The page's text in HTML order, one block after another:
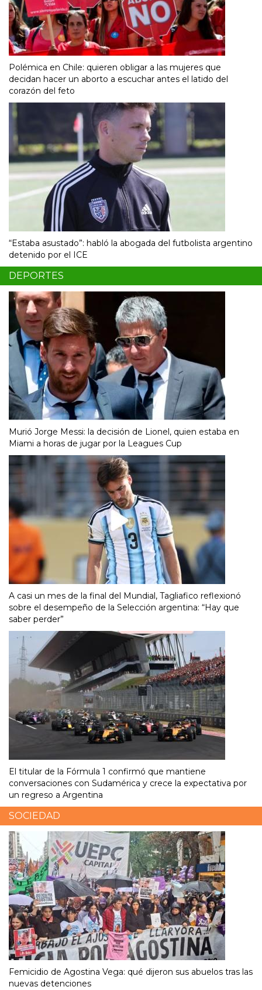
Polémica en Chile: quieren obligar a las mujeres que
decidan hacer un aborto a escuchar antes el latido del
corazón del feto
“Estaba asustado”: habló la abogada del futbolista argentino
detenido por el ICE
DEPORTES
Murió Jorge Messi: la decisión de Lionel, quien estaba en
Miami a horas de jugar por la Leagues Cup
A casi un mes de la final del Mundial, Tagliafico reflexionó
sobre el desempeño de la Selección argentina: “Hay que
saber perder”
El titular de la Fórmula 1 confirmó que mantiene
conversaciones con Sudamérica y crece la expectativa por
un regreso a Argentina
SOCIEDAD
Femicidio de Agostina Vega: qué dijeron sus abuelos tras las
nuevas detenciones